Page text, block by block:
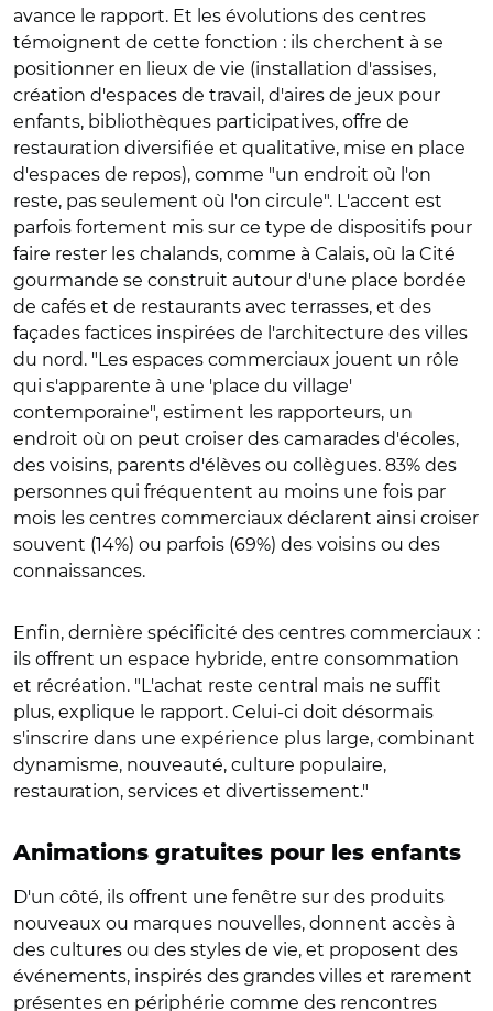
avance le rapport. Et les évolutions des centres
témoignent de cette fonction : ils cherchent à se
positionner en lieux de vie (installation d'assises,
création d'espaces de travail, d'aires de jeux pour
enfants, bibliothèques participatives, offre de
restauration diversifiée et qualitative, mise en place
d'espaces de repos), comme "un endroit où l'on
reste, pas seulement où l'on circule". L'accent est
parfois fortement mis sur ce type de dispositifs pour
faire rester les chalands, comme à Calais, où la Cité
gourmande se construit autour d'une place bordée
de cafés et de restaurants avec terrasses, et des
façades factices inspirées de l'architecture des villes
du nord. "Les espaces commerciaux jouent un rôle
qui s'apparente à une 'place du village'
contemporaine", estiment les rapporteurs, un
endroit où on peut croiser des camarades d'écoles,
des voisins, parents d'élèves ou collègues. 83% des
personnes qui fréquentent au moins une fois par
mois les centres commerciaux déclarent ainsi croiser
souvent (14%) ou parfois (69%) des voisins ou des
connaissances.
Enfin, dernière spécificité des centres commerciaux :
ils offrent un espace hybride, entre consommation
et récréation. "L'achat reste central mais ne suffit
plus, explique le rapport. Celui-ci doit désormais
s'inscrire dans une expérience plus large, combinant
dynamisme, nouveauté, culture populaire,
restauration, services et divertissement."
Animations gratuites pour les enfants
D'un côté, ils offrent une fenêtre sur des produits
nouveaux ou marques nouvelles, donnent accès à
des cultures ou des styles de vie, et proposent des
événements, inspirés des grandes villes et rarement
présentes en périphérie comme des rencontres